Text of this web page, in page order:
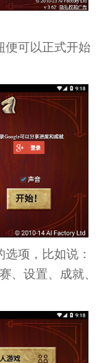
便可以正式开始
项，比如说：
、设置、成就、